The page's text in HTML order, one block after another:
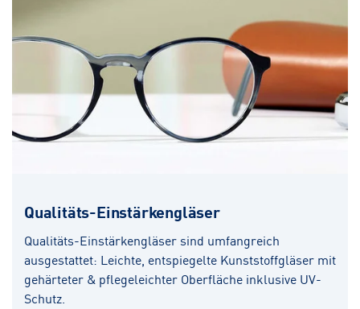
Qualitäts-Einstärkengläser
Qualitäts-Einstärkengläser sind umfangreich
ausgestattet: Leichte, entspiegelte Kunststoffgläser mit
gehärteter & pflegeleichter Oberfläche inklusive UV-
Schutz.